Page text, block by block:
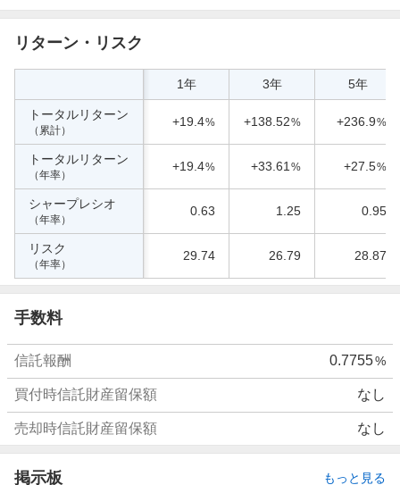
リターン・リスク
1年 3年 5年
トータルリターン
（累計）
+19.4% +138.52% +236.9%
トータルリターン
（年率）
+19.4% +33.61 % +27.5%
シャープレシオ
（年率）
0.63 1.25 0.95
リスク
（年率）
29.74 26.79 28.87
手数料
信託報酬 0.7755%
買付時信託財産留保額 なし
売却時信託財産留保額 なし
掲示板 もっと見る